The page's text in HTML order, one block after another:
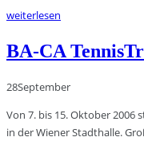
weiterlesen
BA-CA
28September
Von 7. bis 15. Oktober 2006
in der Wiener Stadthalle.